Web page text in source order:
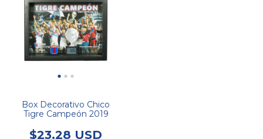
Box Decorativo Chico
Tigre Campeón 2019
$23.28 USD